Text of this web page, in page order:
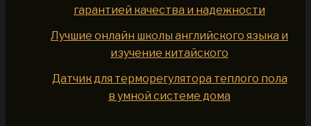
гарантией качества и надежности
Лучшие онлайн школы английского языка и
изучение китайского
Датчик для терморегулятора теплого пола
в умной системе дома